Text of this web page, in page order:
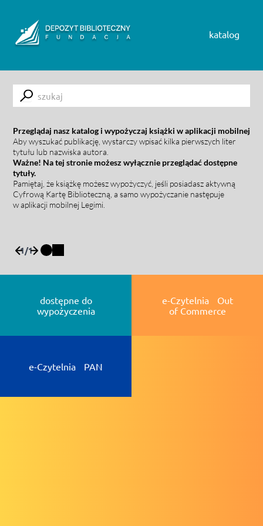
katalog
Submit
Przeglądaj nasz katalog i wypożyczaj książki w aplikacji mobilnej
Aby wyszukać publikację, wystarczy wpisać kilka pierwszych liter
tytułu lub nazwiska autora.
Ważne! Na tej stronie możesz wyłącznie przeglądać dostępne
tytuły.
Pamiętaj, że książkę możesz wypożyczyć, jeśli posiadasz aktywną
Cyfrową Kartę Biblioteczną, a samo wypożyczanie następuje
w aplikacji mobilnej Legimi.
1/1
dostępne do
wypożyczenia
e-Czytelnia Out
of Commerce
e-Czytelnia PAN